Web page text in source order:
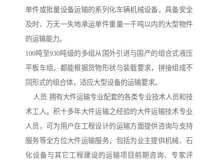
单件或批量设备运输的系列化车辆机械设备，具备安全
及时、万无一失地承运单件重量一千吨以内的大型物件
的运输能力。
100吨至930吨级的多组从国外引进与国产的组合式液压
平板车组，都能根据货物形状与装载要求，拼接组成不
同形式的组合体，适应大型设备的运输要求。
人员:拥有大件运输专业配套的各类专业技术人员和技
术工人。积十多年大件运输之经验的大件运输技术专业
人员，可为用户在工程设计的运输方面提供咨询与支持
服务等全方位大件运输服务，包括为业主提供机械、石
化设备与其它工程建设的运输项目前期咨询、专家评